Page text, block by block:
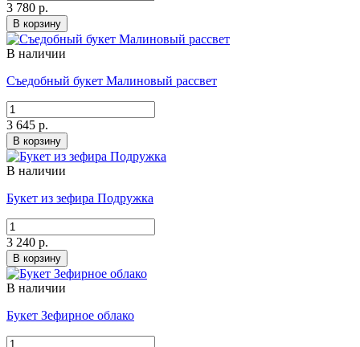
3 780 р.
В корзину
В наличии
Съедобный букет Малиновый рассвет
3 645 р.
В корзину
В наличии
Букет из зефира Подружка
3 240 р.
В корзину
В наличии
Букет Зефирное облако